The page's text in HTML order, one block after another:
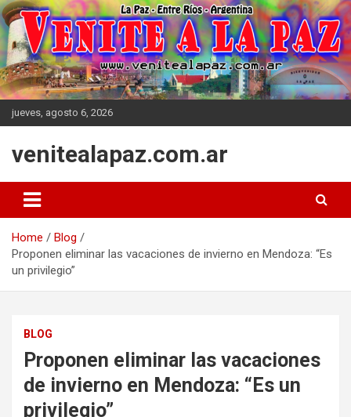
Skip
to
content
jueves, agosto 6, 2026
venitealapaz.com.ar
Home
Blog
Proponen eliminar las vacaciones de invierno en Mendoza: “Es
un privilegio”
BLOG
Proponen eliminar las vacaciones
de invierno en Mendoza: “Es un
privilegio”